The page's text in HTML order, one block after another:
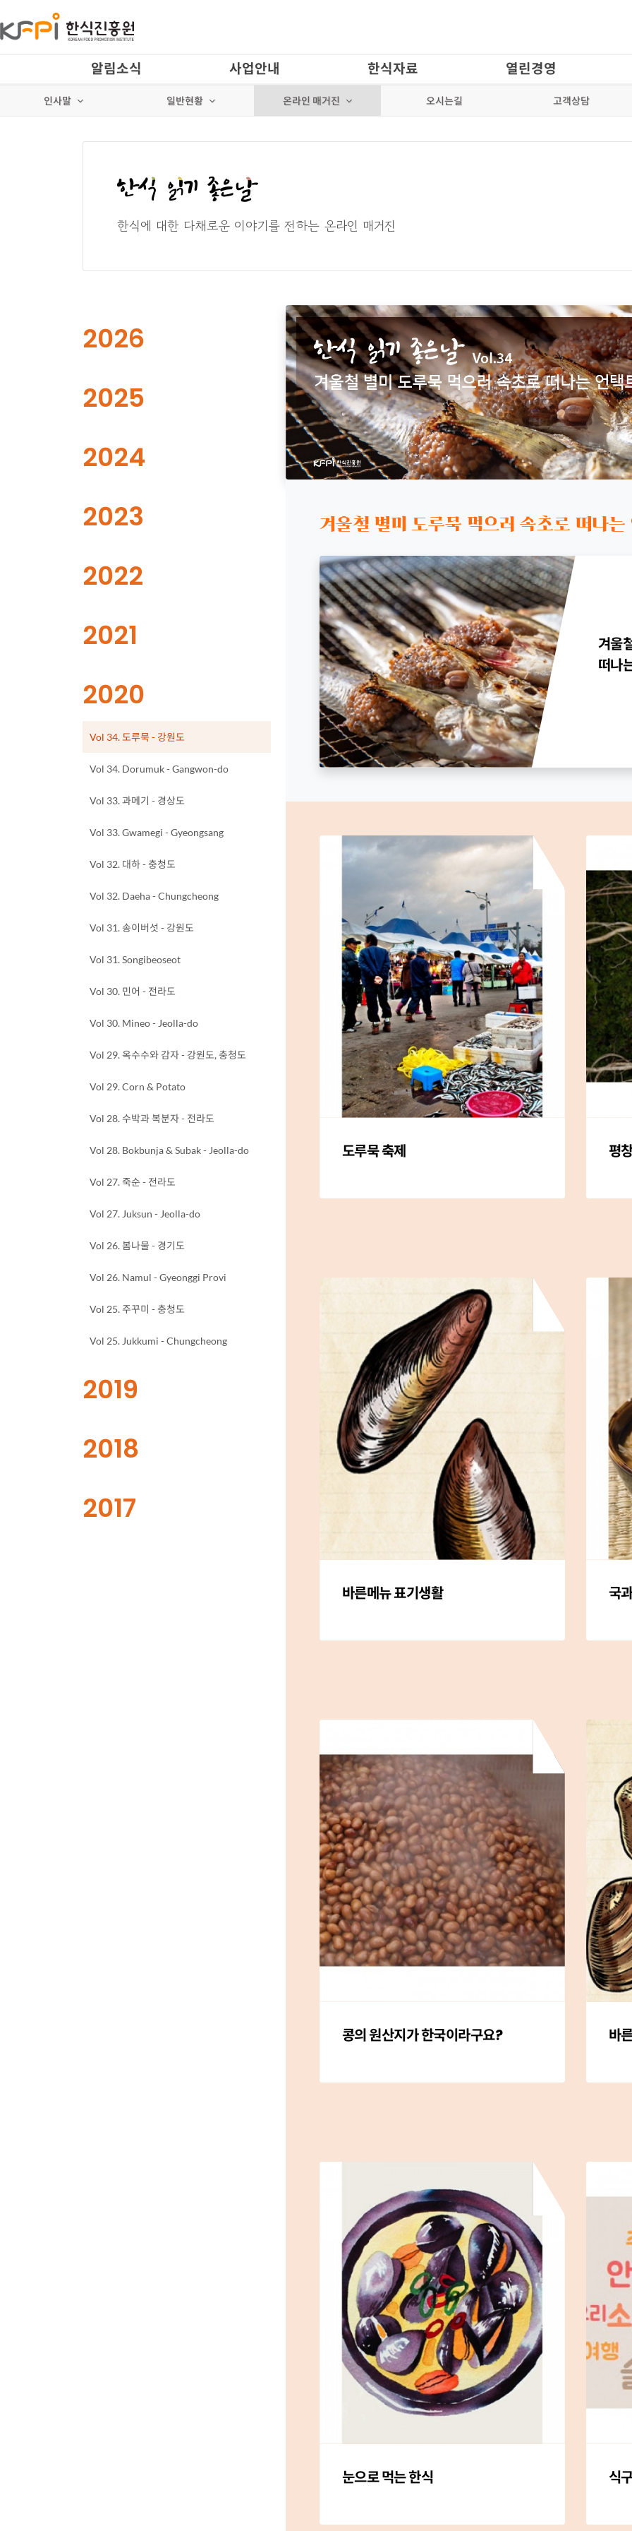
알림소식 사업안내 한식자료 열린경영
인사말 일반현황 온라인 매거진 오시는길 고객상담
한식에 대한 다채로운 이야기를 전하는 온라인 매거진
2026
2025
2024
2023
2022
2021
2020
Vol 34. 도루묵 - 강원도
Vol 34. Dorumuk - Gangwon-do
Vol 33. 과메기 - 경상도
Vol 33. Gwamegi - Gyeongsang
Vol 32. 대하 - 충청도
Vol 32. Daeha - Chungcheong
Vol 31. 송이버섯 - 강원도
Vol 31. Songibeoseot
Vol 30. 민어 - 전라도
Vol 30. Mineo - Jeolla-do
Vol 29. 옥수수와 감자 - 강원도, 충청도
Vol 29. Corn & Potato
Vol 28. 수박과 복분자 - 전라도
Vol 28. Bokbunja & Subak - Jeolla-do
Vol 27. 죽순 - 전라도
Vol 27. Juksun - Jeolla-do
Vol 26. 봄나물 - 경기도
Vol 26. Namul - Gyeonggi Provi
Vol 25. 주꾸미 - 충청도
Vol 25. Jukkumi - Chungcheong
2019
2018
2017
겨울철 별미 도루묵 먹으러 속초로 떠나는
겨울
떠나
도루묵 축제 평
바른메뉴 표기생활 국
콩의 원산지가 한국이라구요? 바
눈으로 먹는 한식 식